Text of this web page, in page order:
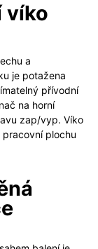
víko
a
je potažena
přívodní
na horní
zap/vyp. Víko
plochu